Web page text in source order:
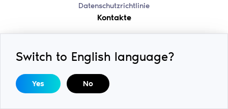
Datenschutzrichtlinie
Kontakte
help@swiftsoft.llc
Unser Discord-Kanal
Werbeanfragen
Entwickler
Switch to English language?
Yes No